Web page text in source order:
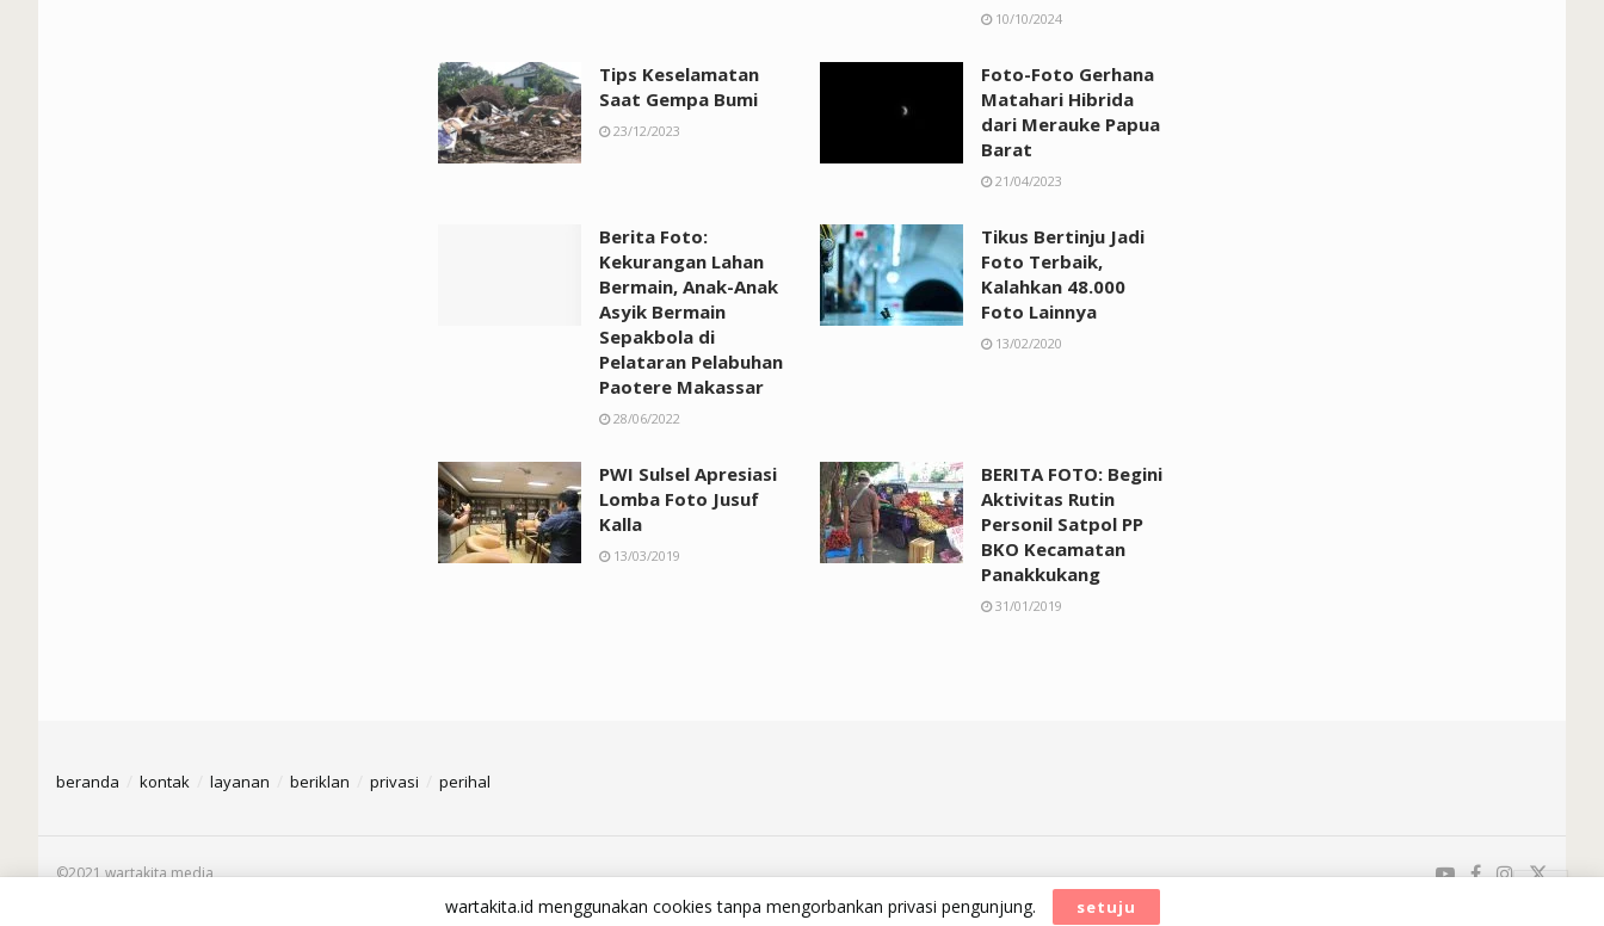
10/10/2024
Tips Keselamatan
Saat Gempa Bumi
23/12/2023
Foto-Foto Gerhana
Matahari Hibrida
dari Merauke Papua
Barat
21/04/2023
Berita Foto:
Kekurangan Lahan
Bermain, Anak-Anak
Asyik Bermain
Sepakbola di
Pelataran Pelabuhan
Paotere Makassar
28/06/2022
Tikus Bertinju Jadi
Foto Terbaik,
Kalahkan 48.000
Foto Lainnya
13/02/2020
PWI Sulsel Apresiasi
Lomba Foto Jusuf
Kalla
13/03/2019
BERITA FOTO: Begini
Aktivitas Rutin
Personil Satpol PP
BKO Kecamatan
Panakkukang
31/01/2019
beranda kontak layanan beriklan privasi perihal
©2021 wartakita media
wartakita.id menggunakan cookies tanpa mengorbankan privasi pengunjung. setuju